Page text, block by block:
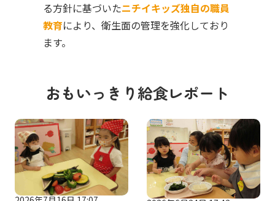
る方針に基づいたニチイキッズ独自の職員
教育により、衛生面の管理を強化しており
ます。
おもいっきり給食レポート